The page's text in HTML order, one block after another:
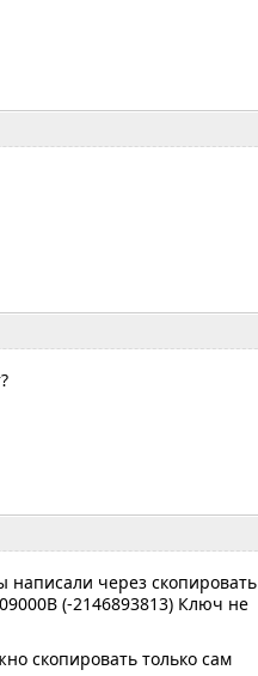
написали через скопировать
(-2146893813) Ключ не
скопировать только сам